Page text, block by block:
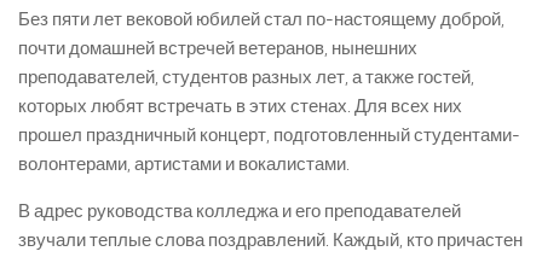
Без пяти лет вековой юбилей стал по-настоящему доброй,
почти домашней встречей ветеранов, нынешних
преподавателей, студентов разных лет, а также гостей,
которых любят встречать в этих стенах. Для всех них
прошел праздничный концерт, подготовленный студентами-
волонтерами, артистами и вокалистами.
В адрес руководства колледжа и его преподавателей
звучали теплые слова поздравлений. Каждый, кто причастен